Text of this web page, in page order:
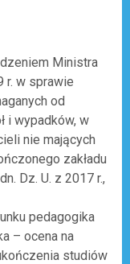
Ministra
r. w sprawie
od
i wypadków, w
nie mających
zakładu
Dz. U. z 2017 r.,
pedagogika
– ocena na
studiów